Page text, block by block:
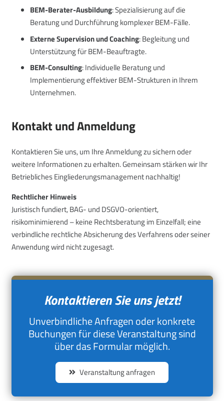
BEM-Berater-Ausbildung: Spezialisierung auf die
Beratung und Durchführung komplexer BEM-Fälle.
Externe Supervision und Coaching: Begleitung und
Unterstützung für BEM-Beauftragte.
BEM-Consulting: Individuelle Beratung und
Implementierung effektiver BEM-Strukturen in Ihrem
Unternehmen.
Kontakt und Anmeldung
Kontaktieren Sie uns, um Ihre Anmeldung zu sichern oder
weitere Informationen zu erhalten. Gemeinsam stärken wir Ihr
Betriebliches Eingliederungsmanagement nachhaltig!
Rechtlicher Hinweis
Juristisch fundiert, BAG- und DSGVO-orientiert,
risikominimierend – keine Rechtsberatung im Einzelfall; eine
verbindliche rechtliche Absicherung des Verfahrens oder seiner
Anwendung wird nicht zugesagt.
Kontaktieren Sie uns jetzt!
Unverbindliche Anfragen oder konkrete
Buchungen für diese Veranstaltung sind
über das Formular möglich.
Veranstaltung anfragen